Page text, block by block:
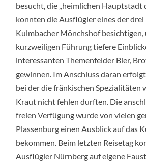
besucht, die „heimlichen Hauptstadt
konnten die Ausflügler eines der
Kulmbacher Mönchshof besichtigen,
kurzweiligen Führung tiefere
interessanten Themenfelder Bier,
gewinnen. Im Anschluss daran
bei der die fränkischen Spezialitäten
Kraut nicht fehlen durften. Die
freien Verfügung wurde von vielen
Plassenburg einen Ausblick auf das
bekommen. Beim letzten Reisetag
Ausflügler Nürnberg auf eigene